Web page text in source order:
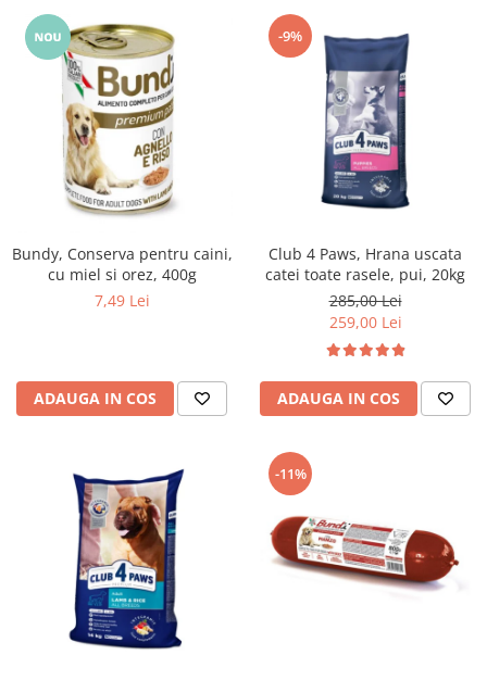
Bundy, Conserva pentru caini,
cu miel si orez, 400g
7,49 Lei
ADAUGA IN COS
-9%
Club 4 Paws, Hrana uscata
catei toate rasele, pui, 20kg
285,00 Lei
259,00 Lei
ADAUGA IN COS
-11%